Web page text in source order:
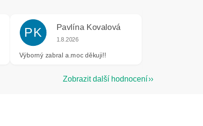
5 hvězdiček.
PK Pavlína Kovalová
Hodnocení obchodu je 5 z 5 hvězdiček.
1.8.2026
Výborný zabral a.moc děkuji!!
Zobrazit další hodnocení